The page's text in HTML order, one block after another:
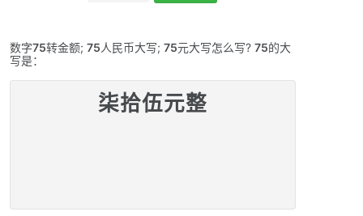
数字75转金额; 75人民币大写; 75元大写怎么写? 75的大
写是：
柒拾伍元整